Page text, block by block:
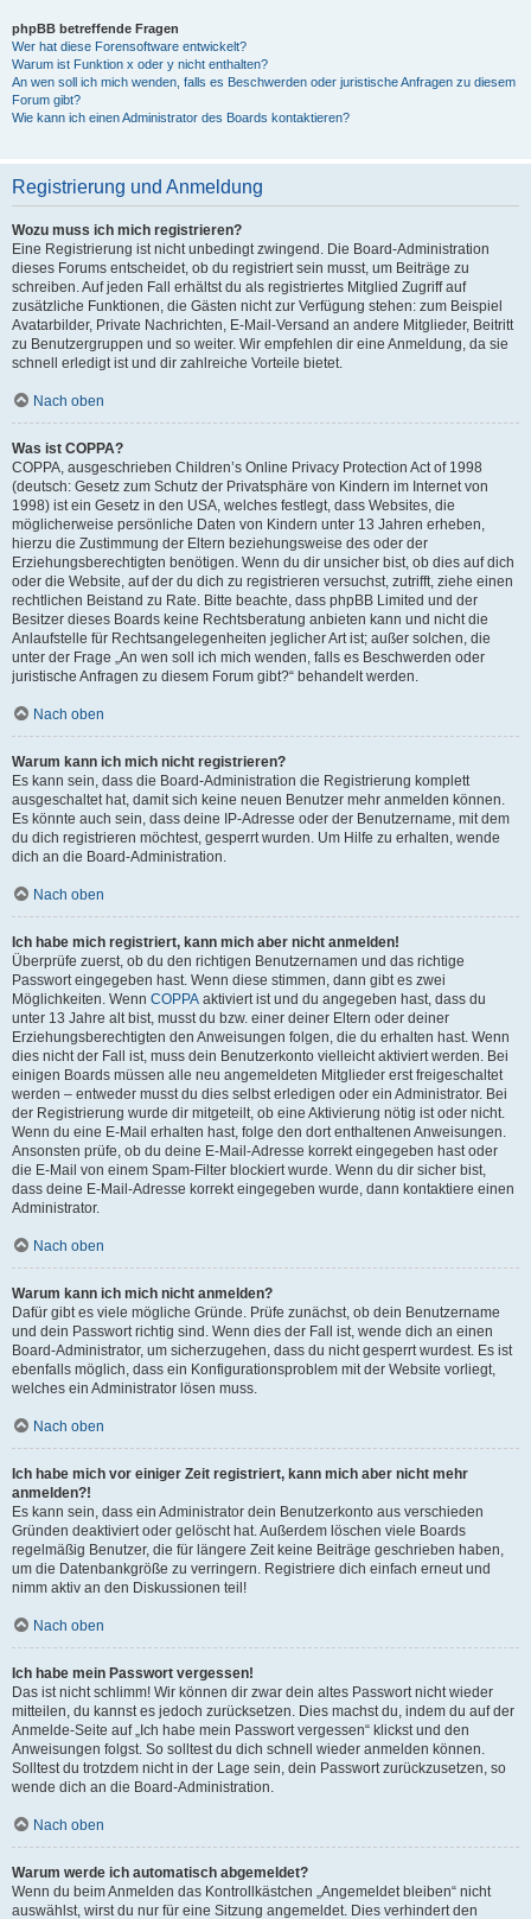
phpBB betreffende Fragen
Wer hat diese Forensoftware entwickelt?
Warum ist Funktion x oder y nicht enthalten?
An wen soll ich mich wenden, falls es Beschwerden oder juristische Anfragen zu diesem
Forum gibt?
Wie kann ich einen Administrator des Boards kontaktieren?
Registrierung und Anmeldung
Wozu muss ich mich registrieren?
Eine Registrierung ist nicht unbedingt zwingend. Die Board-Administration
dieses Forums entscheidet, ob du registriert sein musst, um Beiträge zu
schreiben. Auf jeden Fall erhältst du als registriertes Mitglied Zugriff auf
zusätzliche Funktionen, die Gästen nicht zur Verfügung stehen: zum Beispiel
Avatarbilder, Private Nachrichten, E-Mail-Versand an andere Mitglieder, Beitritt
zu Benutzergruppen und so weiter. Wir empfehlen dir eine Anmeldung, da sie
schnell erledigt ist und dir zahlreiche Vorteile bietet.
Nach oben
Was ist COPPA?
COPPA, ausgeschrieben Children’s Online Privacy Protection Act of 1998
(deutsch: Gesetz zum Schutz der Privatsphäre von Kindern im Internet von
1998) ist ein Gesetz in den USA, welches festlegt, dass Websites, die
möglicherweise persönliche Daten von Kindern unter 13 Jahren erheben,
hierzu die Zustimmung der Eltern beziehungsweise des oder der
Erziehungsberechtigten benötigen. Wenn du dir unsicher bist, ob dies auf dich
oder die Website, auf der du dich zu registrieren versuchst, zutrifft, ziehe einen
rechtlichen Beistand zu Rate. Bitte beachte, dass phpBB Limited und der
Besitzer dieses Boards keine Rechtsberatung anbieten kann und nicht die
Anlaufstelle für Rechtsangelegenheiten jeglicher Art ist; außer solchen, die
unter der Frage „An wen soll ich mich wenden, falls es Beschwerden oder
juristische Anfragen zu diesem Forum gibt?“ behandelt werden.
Nach oben
Warum kann ich mich nicht registrieren?
Es kann sein, dass die Board-Administration die Registrierung komplett
ausgeschaltet hat, damit sich keine neuen Benutzer mehr anmelden können.
Es könnte auch sein, dass deine IP-Adresse oder der Benutzername, mit dem
du dich registrieren möchtest, gesperrt wurden. Um Hilfe zu erhalten, wende
dich an die Board-Administration.
Nach oben
Ich habe mich registriert, kann mich aber nicht anmelden!
Überprüfe zuerst, ob du den richtigen Benutzernamen und das richtige
Passwort eingegeben hast. Wenn diese stimmen, dann gibt es zwei
Möglichkeiten. Wenn COPPA aktiviert ist und du angegeben hast, dass du
unter 13 Jahre alt bist, musst du bzw. einer deiner Eltern oder deiner
Erziehungsberechtigten den Anweisungen folgen, die du erhalten hast. Wenn
dies nicht der Fall ist, muss dein Benutzerkonto vielleicht aktiviert werden. Bei
einigen Boards müssen alle neu angemeldeten Mitglieder erst freigeschaltet
werden – entweder musst du dies selbst erledigen oder ein Administrator. Bei
der Registrierung wurde dir mitgeteilt, ob eine Aktivierung nötig ist oder nicht.
Wenn du eine E-Mail erhalten hast, folge den dort enthaltenen Anweisungen.
Ansonsten prüfe, ob du deine E-Mail-Adresse korrekt eingegeben hast oder
die E-Mail von einem Spam-Filter blockiert wurde. Wenn du dir sicher bist,
dass deine E-Mail-Adresse korrekt eingegeben wurde, dann kontaktiere einen
Administrator.
Nach oben
Warum kann ich mich nicht anmelden?
Dafür gibt es viele mögliche Gründe. Prüfe zunächst, ob dein Benutzername
und dein Passwort richtig sind. Wenn dies der Fall ist, wende dich an einen
Board-Administrator, um sicherzugehen, dass du nicht gesperrt wurdest. Es ist
ebenfalls möglich, dass ein Konfigurationsproblem mit der Website vorliegt,
welches ein Administrator lösen muss.
Nach oben
Ich habe mich vor einiger Zeit registriert, kann mich aber nicht mehr
anmelden?!
Es kann sein, dass ein Administrator dein Benutzerkonto aus verschieden
Gründen deaktiviert oder gelöscht hat. Außerdem löschen viele Boards
regelmäßig Benutzer, die für längere Zeit keine Beiträge geschrieben haben,
um die Datenbankgröße zu verringern. Registriere dich einfach erneut und
nimm aktiv an den Diskussionen teil!
Nach oben
Ich habe mein Passwort vergessen!
Das ist nicht schlimm! Wir können dir zwar dein altes Passwort nicht wieder
mitteilen, du kannst es jedoch zurücksetzen. Dies machst du, indem du auf der
Anmelde-Seite auf „Ich habe mein Passwort vergessen“ klickst und den
Anweisungen folgst. So solltest du dich schnell wieder anmelden können.
Solltest du trotzdem nicht in der Lage sein, dein Passwort zurückzusetzen, so
wende dich an die Board-Administration.
Nach oben
Warum werde ich automatisch abgemeldet?
Wenn du beim Anmelden das Kontrollkästchen „Angemeldet bleiben“ nicht
auswählst, wirst du nur für eine Sitzung angemeldet. Dies verhindert den